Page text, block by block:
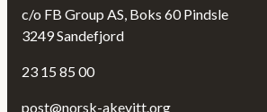
c/o FB Group AS, Boks 60 Pindsle
3249 Sandefjord
23 15 85 00
post@norsk-akevitt.org